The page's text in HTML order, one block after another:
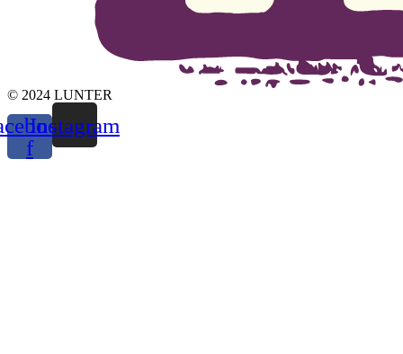
© 2024 LUNTER
f
Instagram